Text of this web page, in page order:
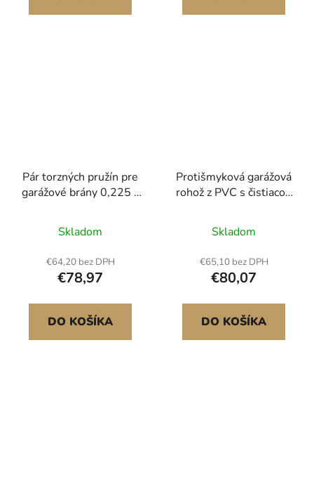
Pár torzných pružín pre
garážové brány 0,225 x
navíjacími tyčami
Skladom
€64,20 bez DPH
€78,97
DO KOŠÍKA
Protišmyková garážová
rohož z PVC s čistiacou
vodotesná ochrana proti
snehu, dažďu a blatu na
parkovanie auta, čierna
Skladom
€65,10 bez DPH
€80,07
DO KOŠÍKA